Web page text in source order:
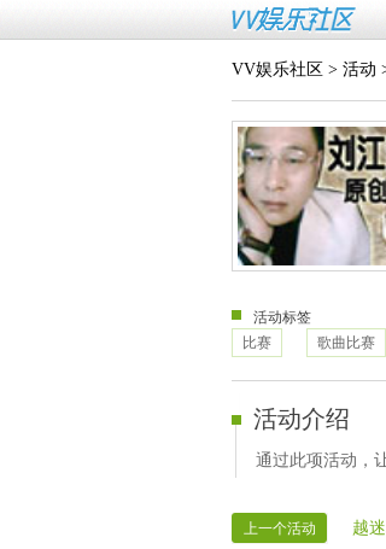
VV娱乐社区 > 活动
活动标签
比赛
歌曲比赛
活动介绍
通过此项活动，
上一个活动 越